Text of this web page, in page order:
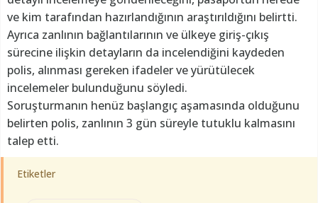
ve kim tarafından hazırlandığının araştırıldığını belirtti.
Ayrıca zanlının bağlantılarının ve ülkeye giriş-çıkış
sürecine ilişkin detayların da incelendiğini kaydeden
polis, alınması gereken ifadeler ve yürütülecek
incelemeler bulunduğunu söyledi.
Soruşturmanın henüz başlangıç aşamasında olduğunu
belirten polis, zanlının 3 gün süreyle tutuklu kalmasını
talep etti.
Etiketler